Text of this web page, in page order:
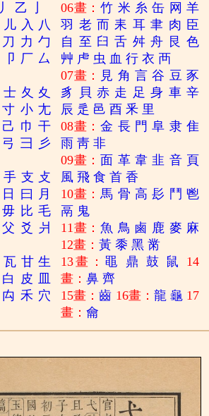
丿 乙
儿 入 八
刀 力 勹
卩 厂 厶
士 夂 夊
寸 小 尢
己 巾 干
弓 彐
彡
手 支 攴
日 曰 月
毋 比 毛
父 爻 爿
瓦 甘 生
白 皮
禸 禾 穴
06畫：竹 米 糸 缶 网 羊
羽 老 而 耒 耳 聿 肉 臣
自 至 臼 舌 舛 舟 艮 色
艸 虍 虫 血 行 衣 襾
07畫： 見 角 言 谷 豆 豕
豸
貝 赤 走 足 身 車 辛
辰 辵 邑 酉 釆 里
08畫：金 長 門 阜 隶 隹
雨 靑 非
09畫： 面 革 韋 韭 音 頁
風 飛 食 首 香
10畫：馬 骨 高 髟 鬥 鬯
鬲 鬼
11畫：魚 鳥 鹵 鹿 麥 麻
12畫：黃 黍 黑 黹
13畫： 黽 鼎 鼓 鼠
14
畫：鼻 齊
15畫：齒 16畫： 龍 龜 17
畫：龠